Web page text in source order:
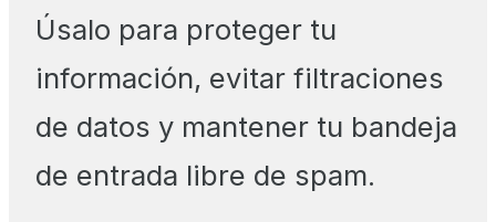
Úsalo para proteger tu
información, evitar filtraciones
de datos y mantener tu bandeja
de entrada libre de spam.